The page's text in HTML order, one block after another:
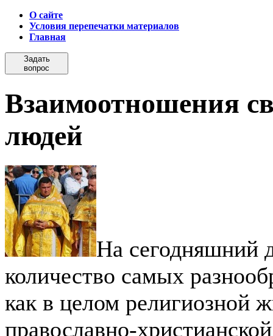
О сайте
Условия перепечатки материалов
Главная
Задать
вопрос
Взаимоотношения
людей
На сегодняшний
количество самых
как в целом религиозной
православно-